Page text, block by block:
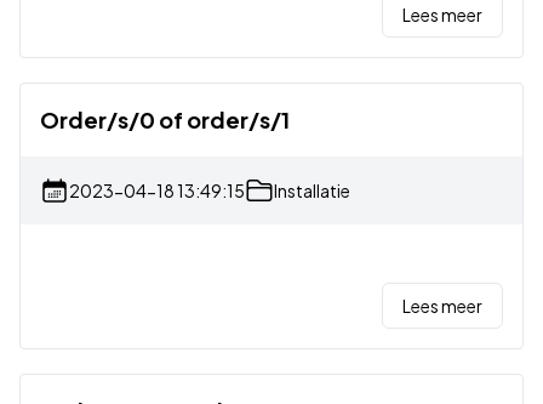
Lees meer
Order/s/0 of order/s/1
2023-04-18 13:49:15 Installatie
Lees meer